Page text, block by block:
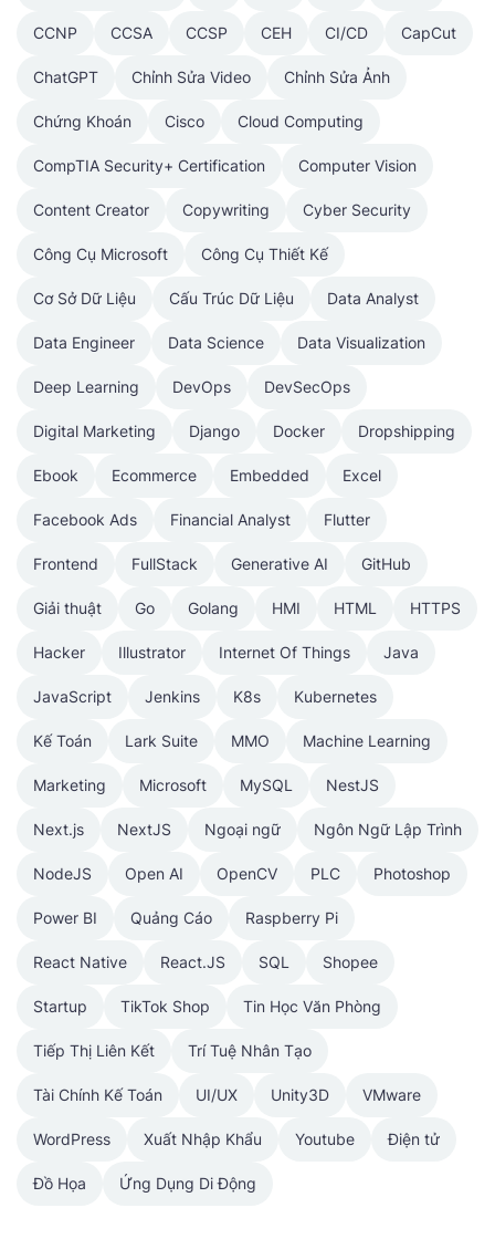
CCNP CCSA CCSP CEH CI/CD CapCut
ChatGPT Chỉnh Sửa Video Chỉnh Sửa Ảnh
Chứng Khoán Cisco Cloud Computing
CompTIA Security+ Certification Computer Vision
Content Creator Copywriting Cyber Security
Công Cụ Microsoft Công Cụ Thiết Kế
Cơ Sở Dữ Liệu Cấu Trúc Dữ Liệu Data Analyst
Data Engineer Data Science Data Visualization
Deep Learning DevOps DevSecOps
Digital Marketing Django Docker Dropshipping
Ebook Ecommerce Embedded Excel
Facebook Ads Financial Analyst Flutter
Frontend FullStack Generative AI GitHub
Giải thuật Go Golang HMI HTML HTTPS
Hacker Illustrator Internet Of Things Java
JavaScript Jenkins K8s Kubernetes
Kế Toán Lark Suite MMO Machine Learning
Marketing Microsoft MySQL NestJS
Next.js NextJS Ngoại ngữ Ngôn Ngữ Lập Trình
NodeJS Open AI OpenCV PLC Photoshop
Power BI Quảng Cáo Raspberry Pi
React Native React.JS SQL Shopee
Startup TikTok Shop Tin Học Văn Phòng
Tiếp Thị Liên Kết Trí Tuệ Nhân Tạo
Tài Chính Kế Toán UI/UX Unity3D VMware
WordPress Xuất Nhập Khẩu Youtube Điện tử
Đồ Họa Ứng Dụng Di Động